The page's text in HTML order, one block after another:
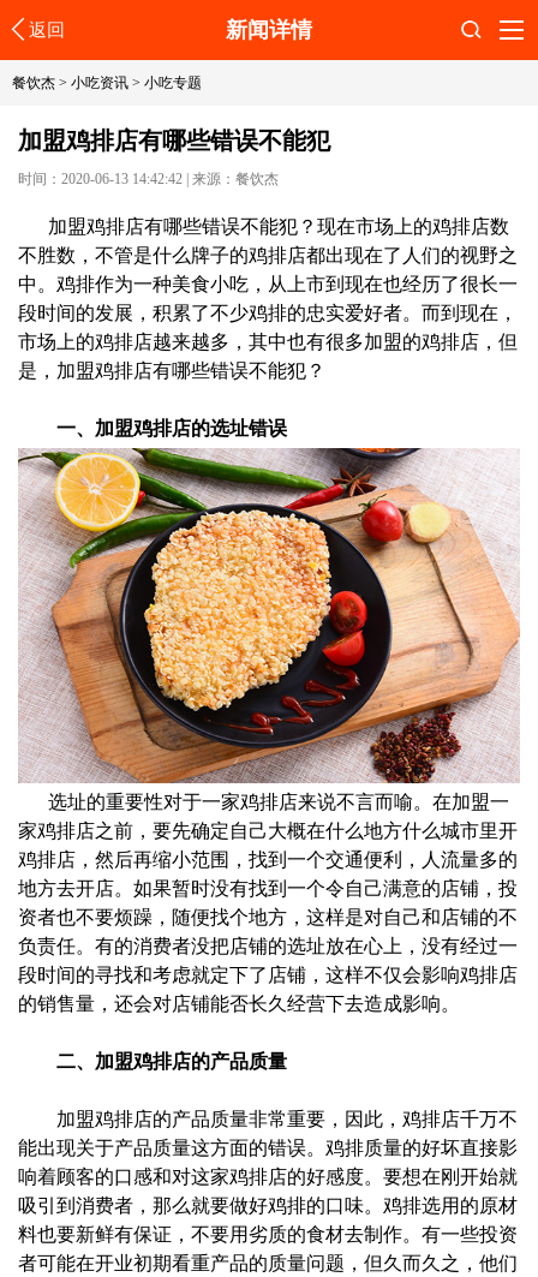
返回 新闻详情
餐饮杰 > 小吃资讯 > 小吃专题
加盟鸡排店有哪些错误不能犯
时间：2020-06-13 14:42:42 来源：餐饮杰
加盟鸡排店有哪些错误不能犯？现在市场上的鸡排店数
不胜数，不管是什么牌子的鸡排店都出现在了人们的视野之
中。鸡排作为一种美食小吃，从上市到现在也经历了很长一
段时间的发展，积累了不少鸡排的忠实爱好者。而到现在，
市场上的鸡排店越来越多，其中也有很多加盟的鸡排店，但
是，加盟鸡排店有哪些错误不能犯？
一、加盟鸡排店的选址错误
选址的重要性对于一家鸡排店来说不言而喻。在加盟一
家鸡排店之前，要先确定自己大概在什么地方什么城市里开
鸡排店，然后再缩小范围，找到一个交通便利，人流量多的
地方去开店。如果暂时没有找到一个令自己满意的店铺，投
资者也不要烦躁，随便找个地方，这样是对自己和店铺的不
负责任。有的消费者没把店铺的选址放在心上，没有经过一
段时间的寻找和考虑就定下了店铺，这样不仅会影响鸡排店
的销售量，还会对店铺能否长久经营下去造成影响。
二、加盟鸡排店的产品质量
加盟鸡排店的产品质量非常重要，因此，鸡排店千万不
能出现关于产品质量这方面的错误。鸡排质量的好坏直接影
响着顾客的口感和对这家鸡排店的好感度。要想在刚开始就
吸引到消费者，那么就要做好鸡排的口味。鸡排选用的原材
料也要新鲜有保证，不要用劣质的食材去制作。有一些投资
者可能在开业初期看重产品的质量问题，但久而久之，他们